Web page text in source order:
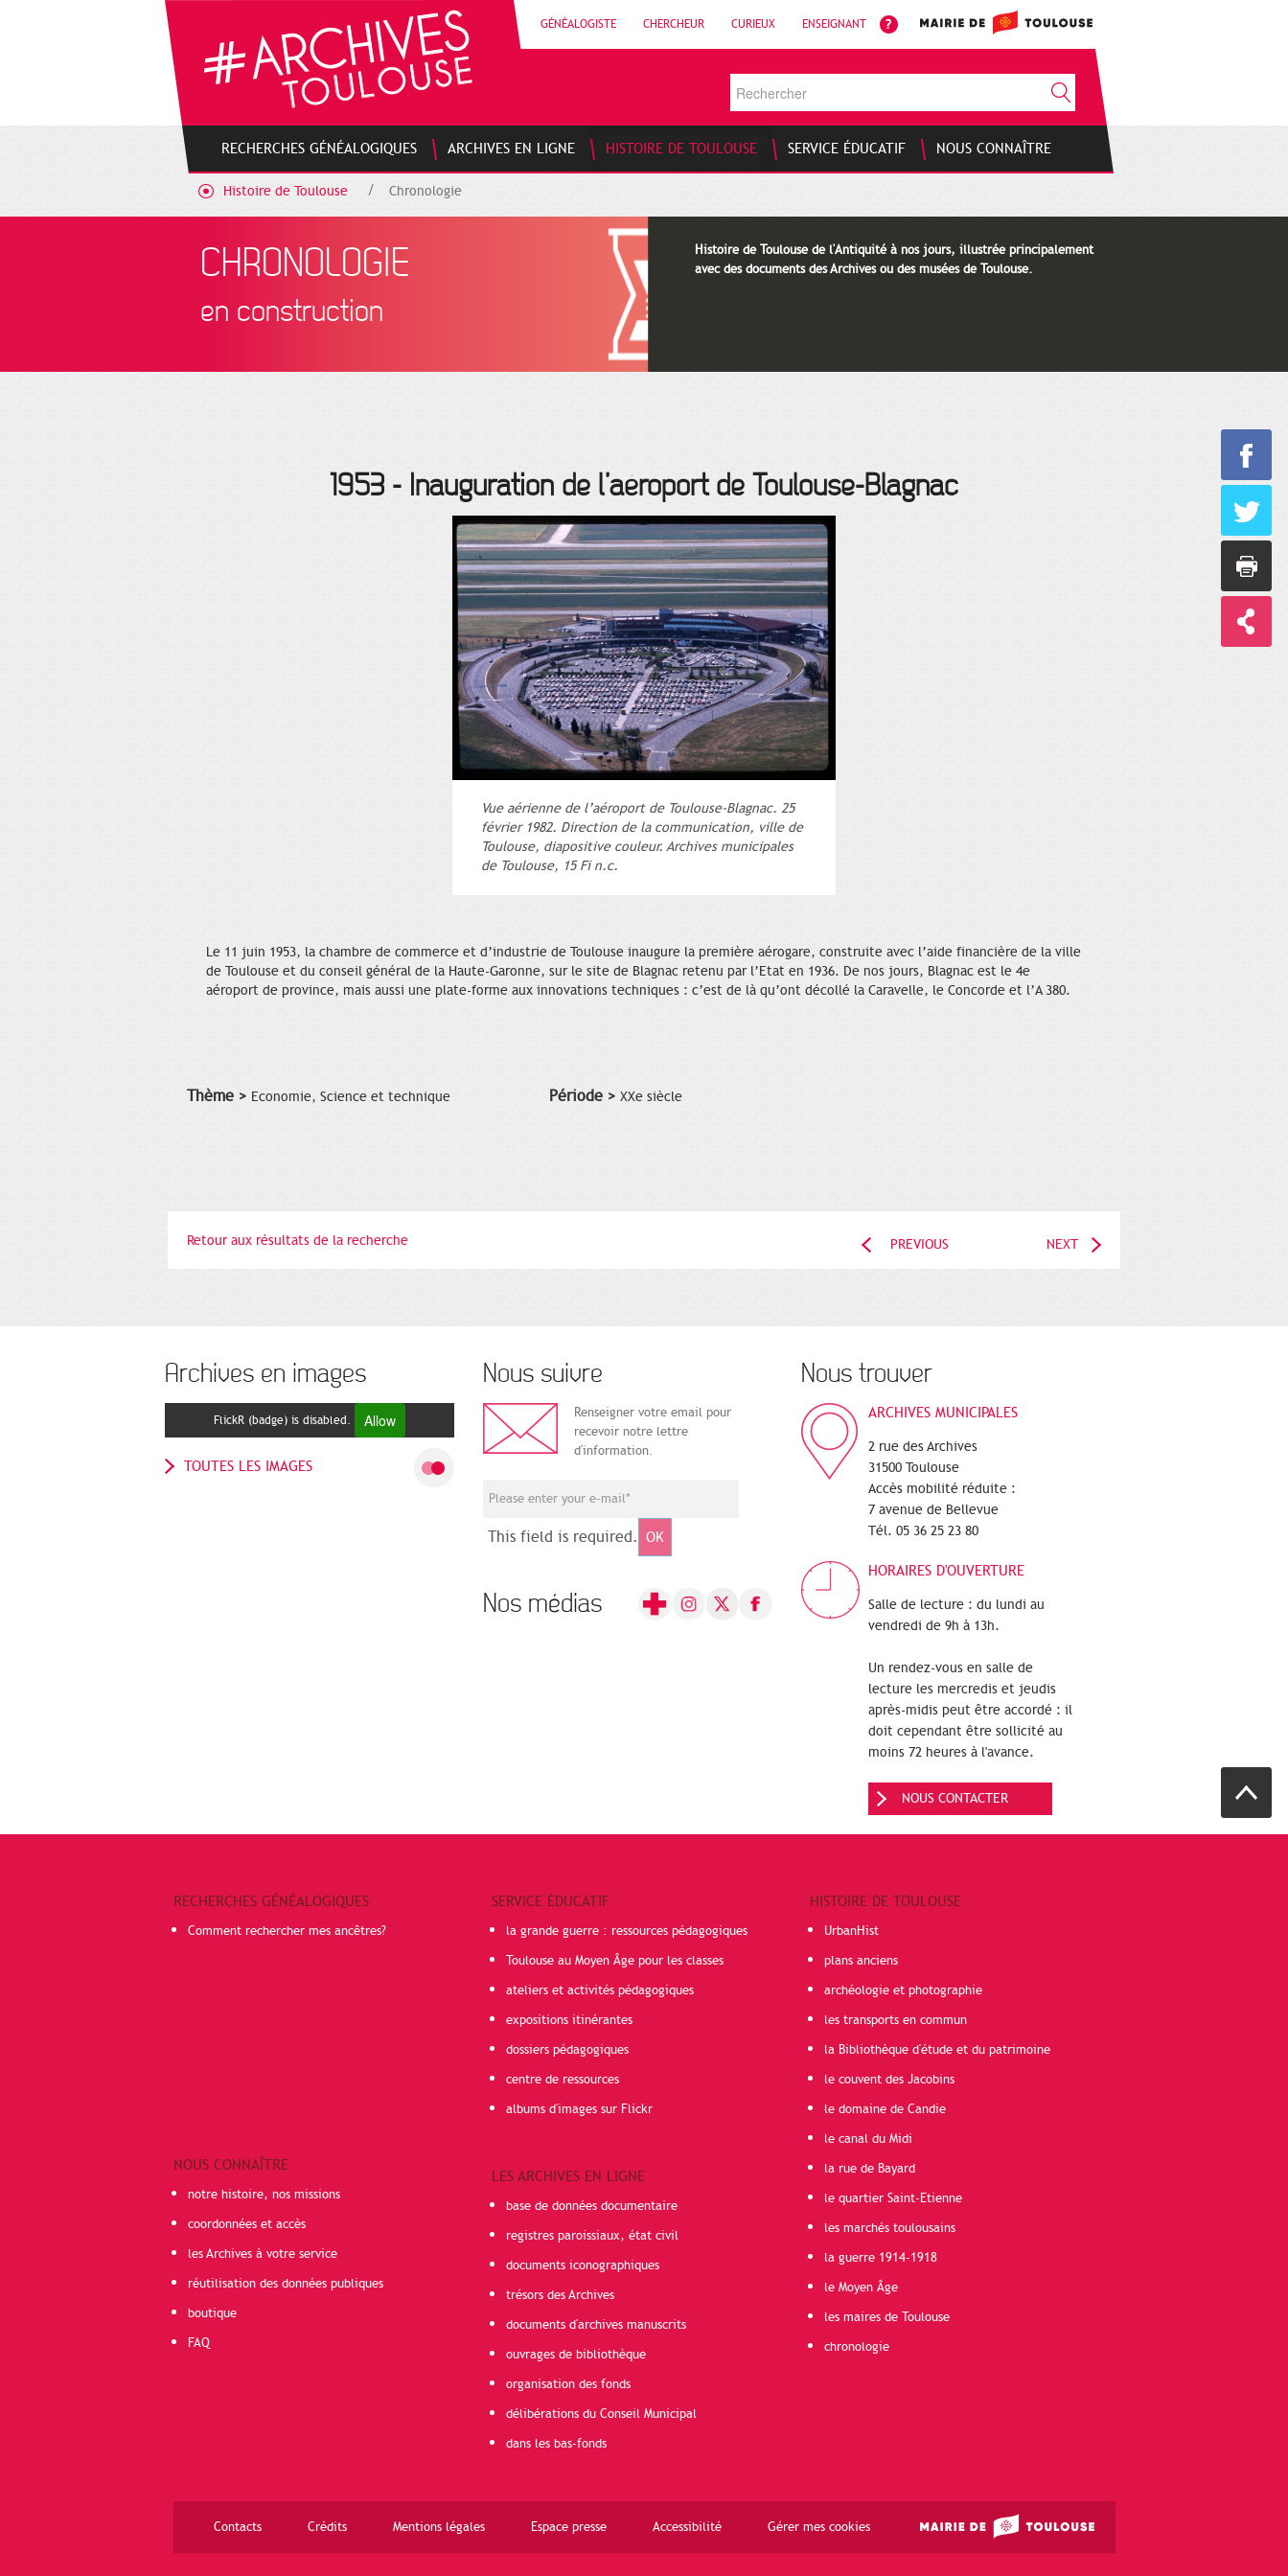
GÉNÉALOGISTE CHERCHEUR CURIEUX ENSEIGNANT
RECHERCHES GÉNÉALOGIQUES ARCHIVES EN LIGNE HISTOIRE DE TOULOUSE SERVICE ÉDUCATIF NOUS CONNAÎTRE
Histoire de Toulouse Chronologie
CHRONOLOGIE
en construction
Histoire de Toulouse de l'Antiquité à nos jours, illustrée principalement
avec des documents des Archives ou des musées de Toulouse.
1953 - Inauguration de l’aéroport de Toulouse-Blagnac
Vue aérienne de l’aéroport de Toulouse-Blagnac. 25
février 1982. Direction de la communication, ville de
Toulouse, diapositive couleur. Archives municipales
de Toulouse, 15 Fi n.c.
Le 11 juin 1953, la chambre de commerce et d’industrie de Toulouse inaugure la première aérogare, construite avec l’aide financière de la ville
de Toulouse et du conseil général de la Haute-Garonne, sur le site de Blagnac retenu par l’Etat en 1936. De nos jours, Blagnac est le 4e
aéroport de province, mais aussi une plate-forme aux innovations techniques : c’est de là qu’ont décollé la Caravelle, le Concorde et l’A 380.
Thème > Economie, Science et technique Période > XXe siècle
Retour aux résultats de la recherche PREVIOUS NEXT
Archives en images
FlickR (badge) is disabled. Allow
TOUTES LES IMAGES
Nous suivre
Renseigner votre email pour
recevoir notre lettre
d'information.
This field is required. OK
Nos médias
Nous trouver
ARCHIVES MUNICIPALES
2 rue des Archives
31500 Toulouse
Accès mobilité réduite :
7 avenue de Bellevue
Tél. 05 36 25 23 80
HORAIRES D'OUVERTURE
Salle de lecture : du lundi au
vendredi de 9h à 13h.
Un rendez-vous en salle de
lecture les mercredis et jeudis
après-midis peut être accordé : il
doit cependant être sollicité au
moins 72 heures à l'avance.
NOUS CONTACTER
RECHERCHES GÉNÉALOGIQUES
Comment rechercher mes ancêtres?
NOUS CONNAÎTRE
notre histoire, nos missions
coordonnées et accès
les Archives à votre service
réutilisation des données publiques
boutique
FAQ
SERVICE ÉDUCATIF
la grande guerre : ressources pédagogiques
Toulouse au Moyen Âge pour les classes
ateliers et activités pédagogiques
expositions itinérantes
dossiers pédagogiques
centre de ressources
albums d'images sur Flickr
LES ARCHIVES EN LIGNE
base de données documentaire
registres paroissiaux, état civil
documents iconographiques
trésors des Archives
documents d'archives manuscrits
ouvrages de bibliothèque
organisation des fonds
délibérations du Conseil Municipal
dans les bas-fonds
HISTOIRE DE TOULOUSE
UrbanHist
plans anciens
archéologie et photographie
les transports en commun
la Bibliothèque d'étude et du patrimoine
le couvent des Jacobins
le domaine de Candie
le canal du Midi
la rue de Bayard
le quartier Saint-Etienne
les marchés toulousains
la guerre 1914-1918
le Moyen Âge
les maires de Toulouse
chronologie
Contacts Crédits Mentions légales Espace presse Accessibilité Gérer mes cookies
Cookies management panel